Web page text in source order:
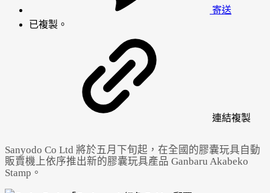
寄送
已複製。
連結複製
Sanyodo Co Ltd 將於五月下旬起，在全國的膠囊玩具自動
販賣機上依序推出新的膠囊玩具產品 Ganbaru Akabeko
Stamp。